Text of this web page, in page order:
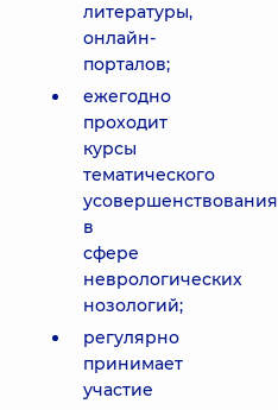
литературы,
онлайн-
порталов;
ежегодно
проходит
курсы
тематического
усовершенствования
в
сфере
неврологических
нозологий;
регулярно
принимает
участие